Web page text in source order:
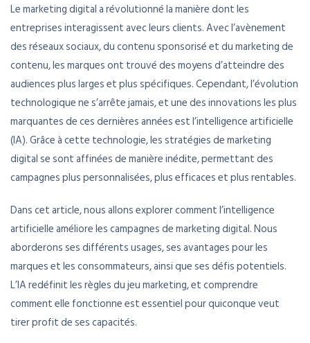
Le marketing digital a révolutionné la manière dont les
entreprises interagissent avec leurs clients. Avec l’avènement
des réseaux sociaux, du contenu sponsorisé et du marketing de
contenu, les marques ont trouvé des moyens d’atteindre des
audiences plus larges et plus spécifiques. Cependant, l’évolution
technologique ne s’arrête jamais, et une des innovations les plus
marquantes de ces dernières années est l’intelligence artificielle
(IA). Grâce à cette technologie, les stratégies de marketing
digital se sont affinées de manière inédite, permettant des
campagnes plus personnalisées, plus efficaces et plus rentables.
Dans cet article, nous allons explorer comment l’intelligence
artificielle améliore les campagnes de marketing digital. Nous
aborderons ses différents usages, ses avantages pour les
marques et les consommateurs, ainsi que ses défis potentiels.
L’IA redéfinit les règles du jeu marketing, et comprendre
comment elle fonctionne est essentiel pour quiconque veut
tirer profit de ses capacités.